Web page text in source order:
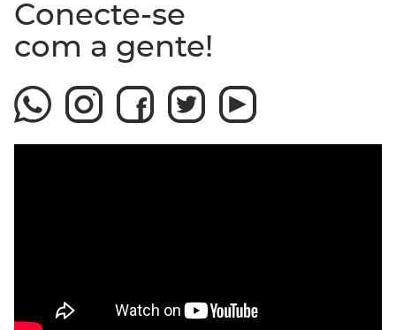
Conecte-se
com a gente!